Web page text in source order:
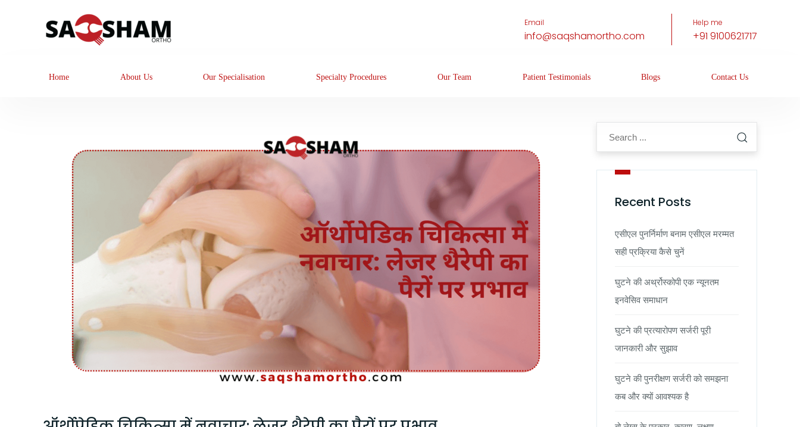
Email
info@saqshamortho.com
Help me
+91 9100621717
Home About Us Our Specialisation Specialty Procedures Our Team Patient Testimonials Blogs Contact Us
Recent Posts
एसीएल पुनर्निर्माण बनाम एसीएल मरम्मत
सही प्रक्रिया कैसे चुनें
घुटने की अर्थ्रोस्कोपी एक न्यूनतम
इनवेसिव समाधान
घुटने की प्रत्यारोपण सर्जरी पूरी
जानकारी और सुझाव
घुटने की पुनरीक्षण सर्जरी को समझना
कब और क्यों आवश्यक है